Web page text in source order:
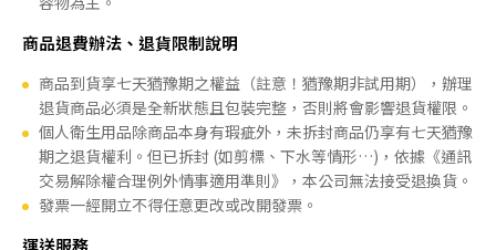
商品退費辦法、退貨限制說明
商品到貨享七天猶豫期之權益（註意！猶豫期非試用期），辦理
退貨商品必須是全新狀態且包裝完整，否則將會影響退貨權限。
個人衛生用品除商品本身有瑕疵外，未拆封商品仍享有七天猶豫
期之退貨權利。但已拆封 (如剪標、下水等情形…)，依據《通訊
交易解除權合理例外情事適用準則》，本公司無法接受退換貨。
發票一經開立不得任意更改或改開發票。
運送服務